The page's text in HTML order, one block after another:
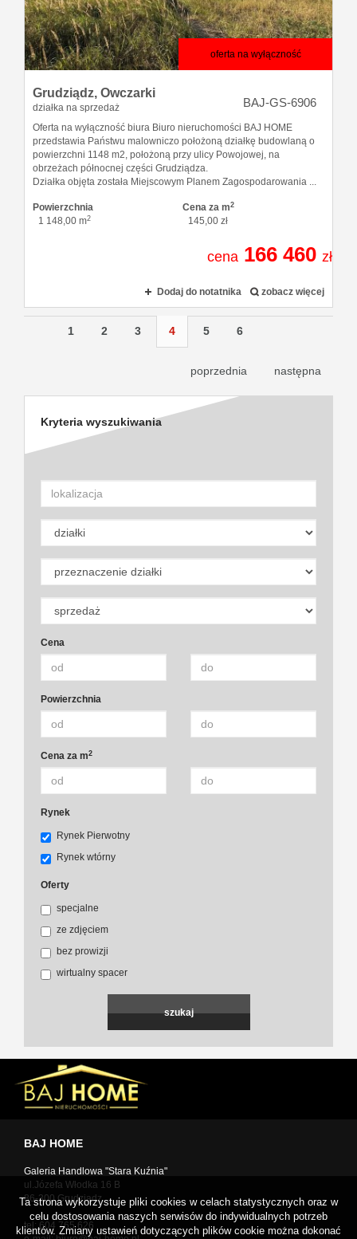
oferta na wyłączność
Grudziądz, Owczarki
działka na sprzedaż BAJ-GS-6906
Oferta na wyłączność biura Biuro nieruchomości BAJ HOME
przedstawia Państwu malowniczo położoną działkę budowlaną o
powierzchni 1148 m2, położoną przy ulicy Powojowej, na
obrzeżach północnej części Grudziądza.
Działka objęta została Miejscowym Planem Zagospodarowania ...
Powierzchnia
1 148,00 m2
Cena za m2
145,00 zł
cena 166 460 zł
Dodaj do notatnika zobacz więcej
1 2 3 4 5 6
poprzednia następna
Kryteria wyszukiwania
Cena
Powierzchnia
Cena za m2
Rynek
Rynek Pierwotny
Rynek wtórny
Oferty
specjalne
ze zdjęciem
bez prowizji
wirtualny spacer
BAJ HOME
Galeria Handlowa "Stara Kuźnia"
ul.Józefa Włodka 16 B
86-300 Grudziądz
tel: 604 765 626
Ta strona wykorzystuje pliki cookies w celach statystycznych oraz w
celu dostosowania naszych serwisów do indywidualnych potrzeb
klientów. Zmiany ustawień dotyczących plików cookie można dokonać